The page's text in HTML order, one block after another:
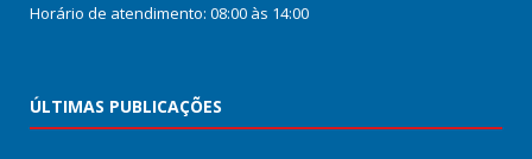
Horário de atendimento: 08:00 às 14:00
ÚLTIMAS PUBLICAÇÕES